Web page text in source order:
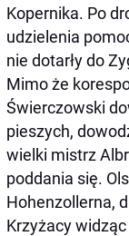
Kopernika. Po
udzielenia
nie dotarły do
Mimo że
Świerczowski
pieszych,
wielki mistrz
poddania się.
Hohenzollerna,
Krzyżacy